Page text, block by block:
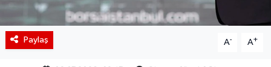
Paylaş A- A+
Ekonomik Takvim
Kiripto Para Piyasası